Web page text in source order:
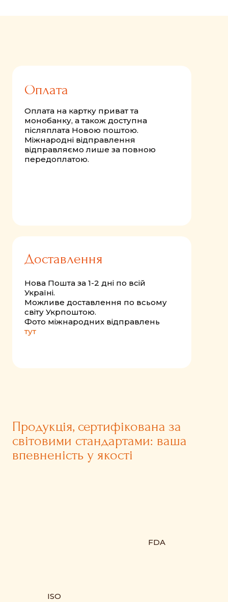
Оплата
Оплата на картку приват та
монобанку, а також доступна
післяплата Новою поштою.
Міжнародні відправлення
відправляємо лише за повною
передоплатою.
Нова Пошта за 1-2 дні по всій
Україні.
Можливе доставлення по всьому
світу Укрпоштою.
Фото міжнародних відправлень
тут
Доставлення
ISO
FDA
Продукція, сертифікована за
світовими стандартами: ваша
впевненість у якості